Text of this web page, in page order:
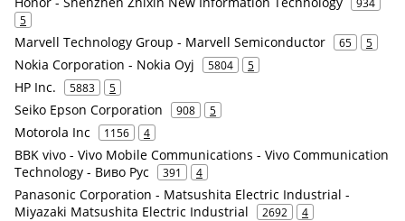
5
Marvell Technology Group - Marvell Semiconductor 65 5
Nokia Corporation - Nokia Oyj 5804 5
HP Inc. 5883 5
Seiko Epson Corporation 908 5
Motorola Inc 1156 4
BBK vivo - Vivo Mobile Communications - Vivo Communication
Technology - Виво Рус
391 4
Panasonic Corporation - Matsushita Electric Industrial -
Miyazaki Matsushita Electric Industrial
2692 4